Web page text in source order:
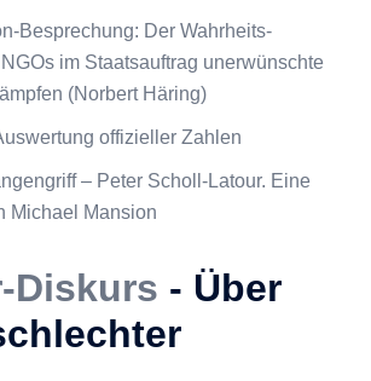
Besprechung: Der Wahrheits-
im Staatsauftrag unerwünschte
(Norbert Häring)
offizieller Zahlen
– Peter Scholl-Latour. Eine
Michael Mansion
Diskurs - Über